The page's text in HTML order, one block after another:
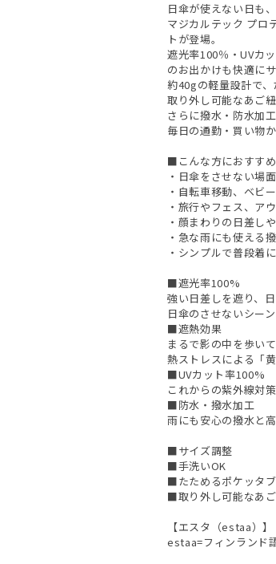
日傘が使えない日も
マジカルテック プロ
トが登場。
遮光率100％・UVカ
のお出かけも快適にサ
約40gの軽量設計で、
取り外し可能なあご
さらに撥水・防水加
毎日の通勤・買い物
■こんな方におすすめ
・日傘をさせない場
・自転車移動、ベビ
・旅行やフェス、ア
・顔まわりの日差し
・急な雨にも使える
・シンプルで普段着
■遮光率100%
強い日差しを遮り、
日傘のさせないシー
■遮熱効果
まるで影の中を歩い
熱ストレスによる「
■UVカット率100%
これからの紫外線対
■防水・撥水加工
雨にも安心の撥水と
■サイズ調整
■手洗いOK
■たためるポケッタ
■取り外し可能なあ
【エスタ（estaa）】
estaa=フィンランド